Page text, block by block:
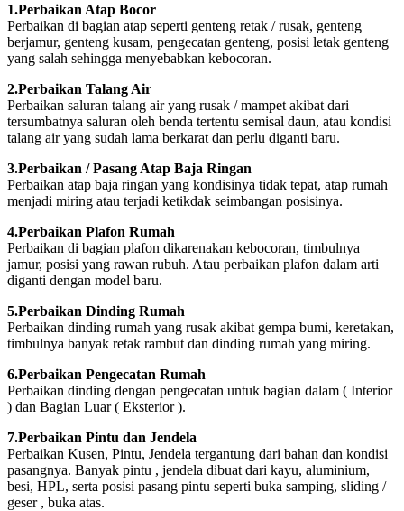
1.Perbaikan Atap Bocor
Perbaikan di bagian atap seperti genteng retak / rusak, genteng
berjamur, genteng kusam, pengecatan genteng, posisi letak genteng
yang salah sehingga menyebabkan kebocoran.
2.Perbaikan Talang Air
Perbaikan saluran talang air yang rusak / mampet akibat dari
tersumbatnya saluran oleh benda tertentu semisal daun, atau kondisi
talang air yang sudah lama berkarat dan perlu diganti baru.
3.Perbaikan / Pasang Atap Baja Ringan
Perbaikan atap baja ringan yang kondisinya tidak tepat, atap rumah
menjadi miring atau terjadi ketikdak seimbangan posisinya.
4.Perbaikan Plafon Rumah
Perbaikan di bagian plafon dikarenakan kebocoran, timbulnya
jamur, posisi yang rawan rubuh. Atau perbaikan plafon dalam arti
diganti dengan model baru.
5.Perbaikan Dinding Rumah
Perbaikan dinding rumah yang rusak akibat gempa bumi, keretakan,
timbulnya banyak retak rambut dan dinding rumah yang miring.
6.Perbaikan Pengecatan Rumah
Perbaikan dinding dengan pengecatan untuk bagian dalam ( Interior
) dan Bagian Luar ( Eksterior ).
7.Perbaikan Pintu dan Jendela
Perbaikan Kusen, Pintu, Jendela tergantung dari bahan dan kondisi
pasangnya. Banyak pintu , jendela dibuat dari kayu, aluminium,
besi, HPL, serta posisi pasang pintu seperti buka samping, sliding /
geser , buka atas.